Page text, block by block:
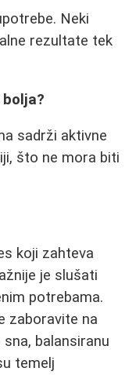
Neki
rezultate tek
sadrži aktivne
što ne mora biti
koji zahteva
je slušati
potrebama.
zaboravite na
balansiranu
temelj